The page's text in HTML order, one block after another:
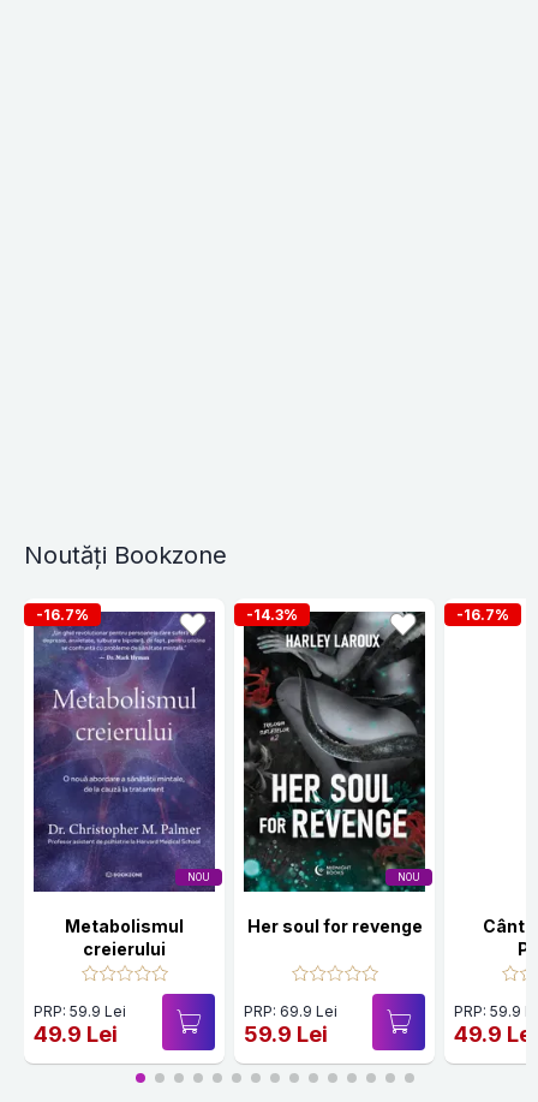
Noutăți Bookzone
NOU
-16.7%
Metabolismul
creierului
PRP: 59.9 Lei
49.9 Lei
NOU
-14.3%
Her soul for revenge
PRP: 69.9 Lei
59.9 Lei
-16.7%
PRP: 59.9
49.9 Lei